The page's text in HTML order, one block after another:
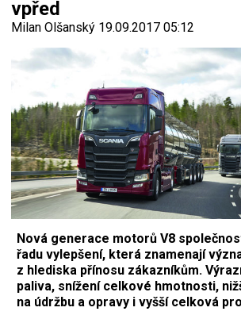
vpřed
Milan Olšanský 19.09.2017 05:12
Nová generace motorů V8
řadu vylepšení, která znamenají
z hlediska přínosu zákazníkům.
paliva, snížení celkové hmotnosti,
na údržbu a opravy i vyšší celková